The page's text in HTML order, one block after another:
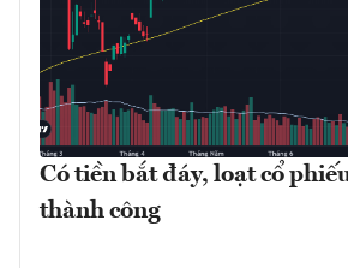
Có tiền bắt đáy, loạt cổ
thành công